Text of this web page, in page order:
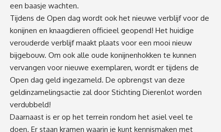
een baasje wachten.
Tijdens de Open dag wordt ook het nieuwe verblijf voor de
konijnen en knaagdieren officieel geopend! Het huidige
verouderde verblijf maakt plaats voor een mooi nieuw
bijgebouw. Om ook alle oude konijnenhokken te kunnen
vervangen voor nieuwe exemplaren, wordt er tijdens de
Open dag geld ingezameld. De opbrengst van deze
geldinzamelingsactie zal door Stichting Dierenlot worden
verdubbeld!
Daarnaast is er op het terrein rondom het asiel veel te
doen. Er staan kramen waarin je kunt kennismaken met